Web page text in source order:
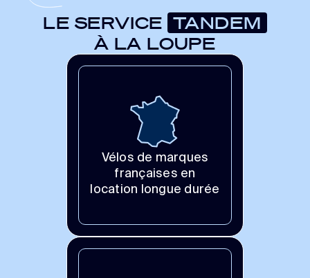
LE SERVICE TANDEM
À LA LOUPE
Vélos de marques
françaises en
location longue durée